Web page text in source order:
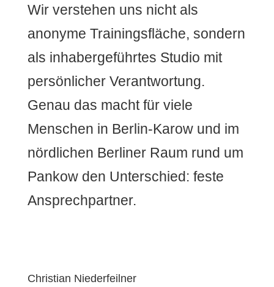
Wir verstehen uns nicht als
anonyme Trainingsfläche, sondern
als inhabergeführtes Studio mit
persönlicher Verantwortung.
Genau das macht für viele
Menschen in Berlin-Karow und im
nördlichen Berliner Raum rund um
Pankow den Unterschied: feste
Ansprechpartner.
Christian Niederfeilner